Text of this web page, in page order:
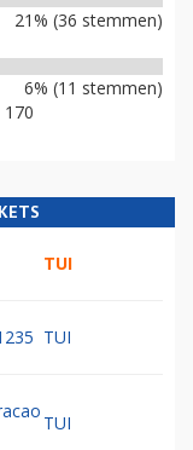
21% (36 stemmen)
6% (11 stemmen)
TUI
TUI
TUI